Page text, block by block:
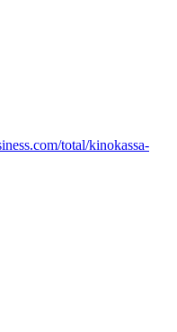
total/kinokassa-